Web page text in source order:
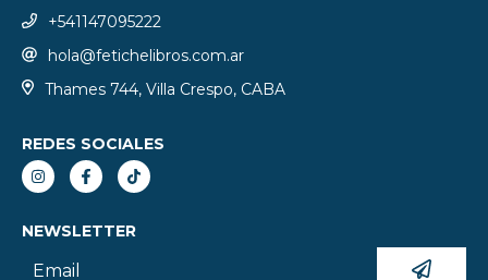
+541147095222
hola@fetichelibros.com.ar
Thames 744, Villa Crespo, CABA
REDES SOCIALES
NEWSLETTER